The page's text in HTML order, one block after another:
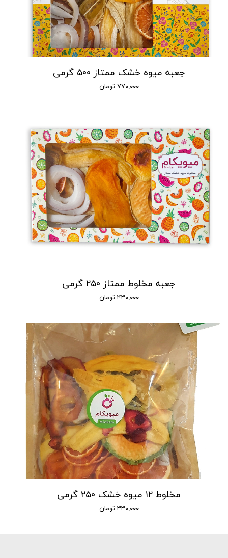
جعبه میوه خشک ممتاز ۵۰۰ گرمی
۷۷۰,۰۰۰ تومان
جعبه مخلوط ممتاز ۲۵۰ گرمی
۴۳۰,۰۰۰ تومان
مخلوط ۱۲ میوه خشک ۲۵۰ گرمی
۳۳۰,۰۰۰ تومان